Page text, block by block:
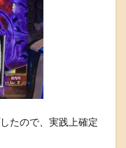
たので、実践上確定